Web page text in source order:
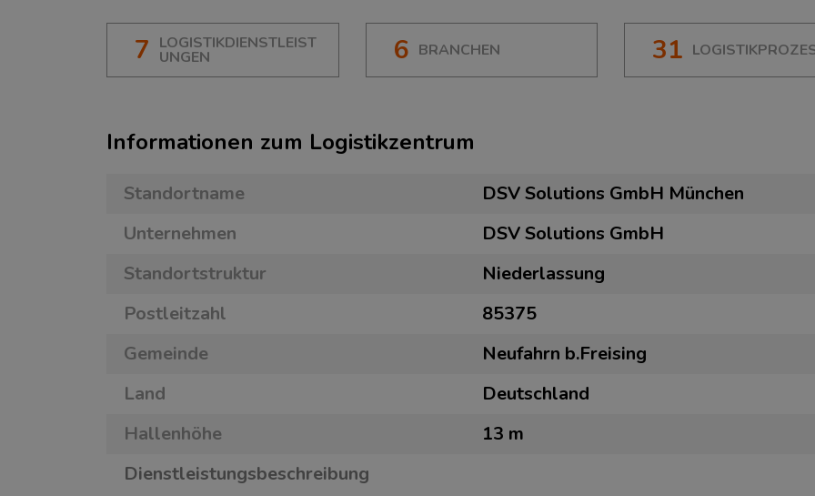
7 LOGISTIKDIENSTLEIST
UNGEN 6 BRANCHEN 31
Informationen zum Logistikzentrum
Standortname
DSV Solutions GmbH München
Unternehmen
DSV Solutions GmbH
Standortstruktur
Niederlassung
Postleitzahl
85375
Gemeinde
Neufahrn b.Freising
Land
Deutschland
Hallenhöhe
13 m
Dienstleistungsbeschreibung